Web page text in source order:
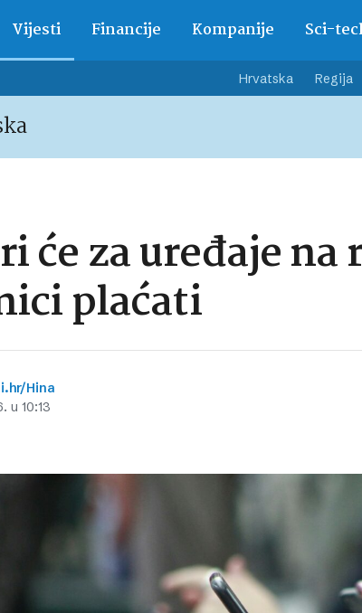
Vijesti Financije Kompanije Sci-
Hrvatska Regija
će za uređaje
plaćati
Hina
u 10:13